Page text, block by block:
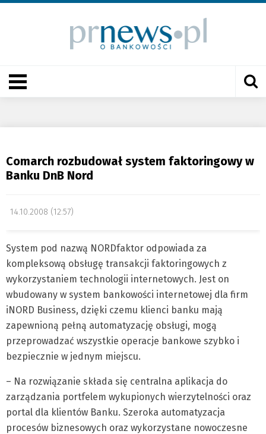
Comarch rozbudował system faktoringowy w
Banku DnB Nord
14.10.2008 (12:57)
System pod nazwą NORDfaktor odpowiada za
kompleksową obsługę transakcji faktoringowych z
wykorzystaniem technologii internetowych. Jest on
wbudowany w system bankowości internetowej dla firm
iNORD Business, dzięki czemu klienci banku mają
zapewnioną pełną automatyzację obsługi, mogą
przeprowadzać wszystkie operacje bankowe szybko i
bezpiecznie w jednym miejscu.
– Na rozwiązanie składa się centralna aplikacja do
zarządzania portfelem wykupionych wierzytelności oraz
portal dla klientów Banku. Szeroka automatyzacja
procesów biznesowych oraz wykorzystane nowoczesne